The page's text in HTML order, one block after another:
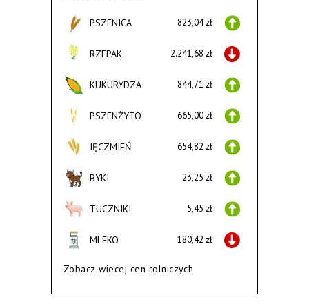
PSZENICA 823,04 zł
RZEPAK 2.241,68 zł
KUKURYDZA 844,71 zł
PSZENŻYTO 665,00 zł
JĘCZMIEŃ 654,82 zł
BYKI 23,25 zł
TUCZNIKI 5,45 zł
MLEKO 180,42 zł
Zobacz wiecej cen rolniczych